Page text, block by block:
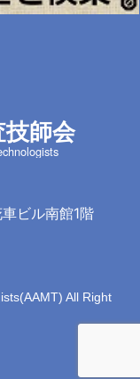
師会
ビル南館1階
All Right